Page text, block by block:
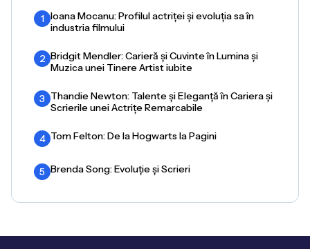
1 Ioana Mocanu: Profilul actriței și evoluția sa în
industria filmului
2 Bridgit Mendler: Carieră și Cuvinte în Lumina și
Muzica unei Tinere Artist iubite
3 Thandie Newton: Talente și Eleganță în Cariera și
Scrierile unei Actrițe Remarcabile
4 Tom Felton: De la Hogwarts la Pagini
5 Brenda Song: Evoluție și Scrieri